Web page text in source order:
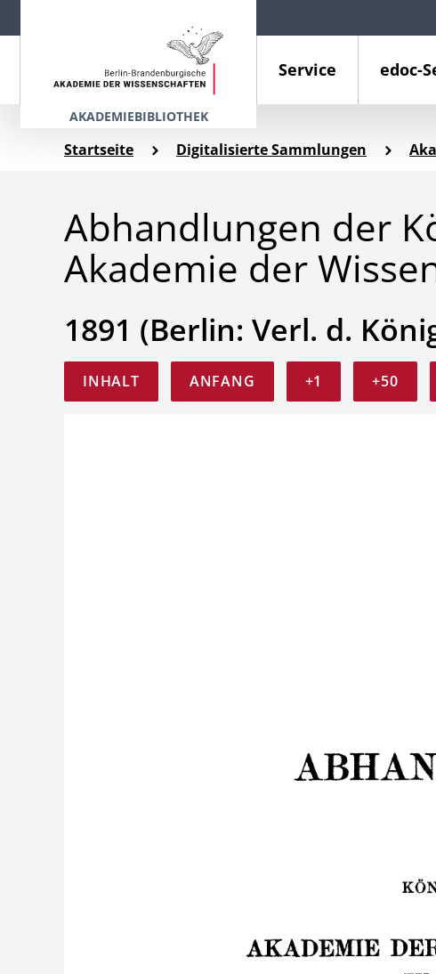
AKADEMIEBIBLIOTHEK
Service edoc-
Startseite Digitalisierte Sammlungen
Abhandlungen der
Akademie der
1891 (Berlin: Verl. d.
INHALT ANFANG +1 +50